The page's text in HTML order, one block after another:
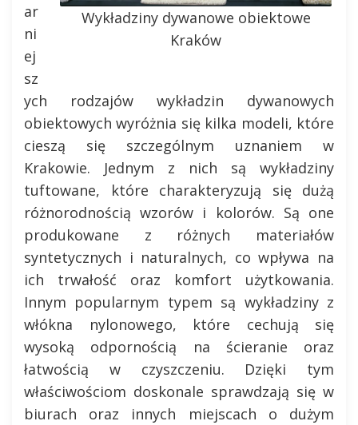
Wykładziny dywanowe obiektowe
Kraków
ar
ni
ej
sz
ych rodzajów wykładzin dywanowych
obiektowych wyróżnia się kilka modeli, które
cieszą się szczególnym uznaniem w
Krakowie. Jednym z nich są wykładziny
tuftowane, które charakteryzują się dużą
różnorodnością wzorów i kolorów. Są one
produkowane z różnych materiałów
syntetycznych i naturalnych, co wpływa na
ich trwałość oraz komfort użytkowania.
Innym popularnym typem są wykładziny z
włókna nylonowego, które cechują się
wysoką odpornością na ścieranie oraz
łatwością w czyszczeniu. Dzięki tym
właściwościom doskonale sprawdzają się w
biurach oraz innych miejscach o dużym